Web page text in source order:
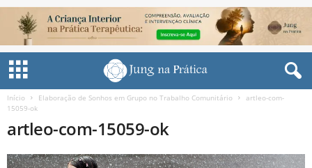
Início Elaboração de Sonhos em Grupo no Trabalho Comunitário
artleo-com-
15059-ok
artleo-com-15059-ok